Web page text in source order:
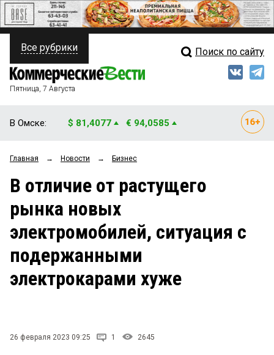
ПОЛИТИКА
ФИНАНСЫ
ОБЩЕСТВО
ЗАКОН
СТИЛЬ ЖИЗНИ
Свежий выпуск
Рейтинги
Архив
Все рубрики Поиск по сайту
Пятница, 7 Августа
В Омске: $ 81,4077 € 94,0585
Главная → Новости → Бизнес
В отличие от растущего
рынка новых
электромобилей, ситуация с
подержанными
электрокарами хуже
26 февраля 2023 09:25 1 2645